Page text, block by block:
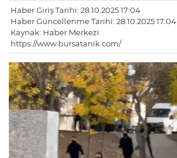
Haber Giriş Tarihi: 28.10.2025 17:04
Haber Güncellenme Tarihi: 28.10.2025 17:04
Kaynak: Haber Merkezi
https://www.bursatanik.com/